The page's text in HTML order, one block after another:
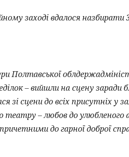
заході вдалося назбирати
– вийшли на сцену заради
сцени до всіх присутніх у
– любов до улюбленого
до гарної доброї